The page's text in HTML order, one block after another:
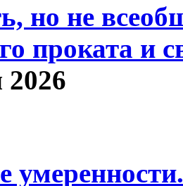
но не
проката и